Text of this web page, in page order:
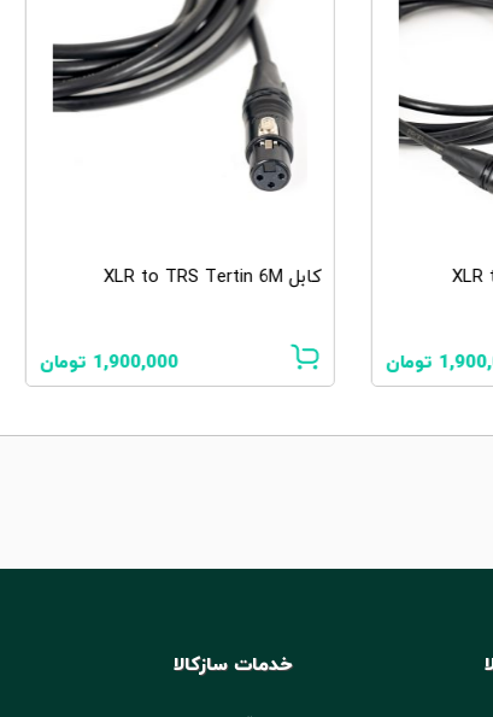
1,900,000
کابل TRS to TRS Tertin 6M
2,000,000
خدمات سازکالا